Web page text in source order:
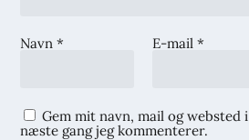
Navn* E-mail *
Gem mit navn, mail og
næste gang jeg kommenterer.